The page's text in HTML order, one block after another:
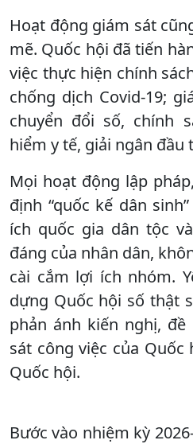
Hoạt động giám sát
mẽ. Quốc hội đã tiến
việc thực hiện chính
chống dịch Covid-19;
chuyển đổi số, chính
hiểm y tế, giải ngân đầu
Mọi hoạt động lập
định “quốc kế dân
ích quốc gia dân tộc
đáng của nhân dân,
cài cắm lợi ích nhóm.
dựng Quốc hội số thật
phản ánh kiến nghị,
sát công việc của
Quốc hội.
Bước vào nhiệm kỳ